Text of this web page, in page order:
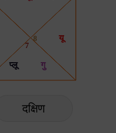
दक्षिण